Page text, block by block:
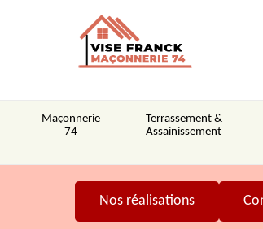
Maçonnerie
74
Terrassement &
Assainissement
Nos réalisations